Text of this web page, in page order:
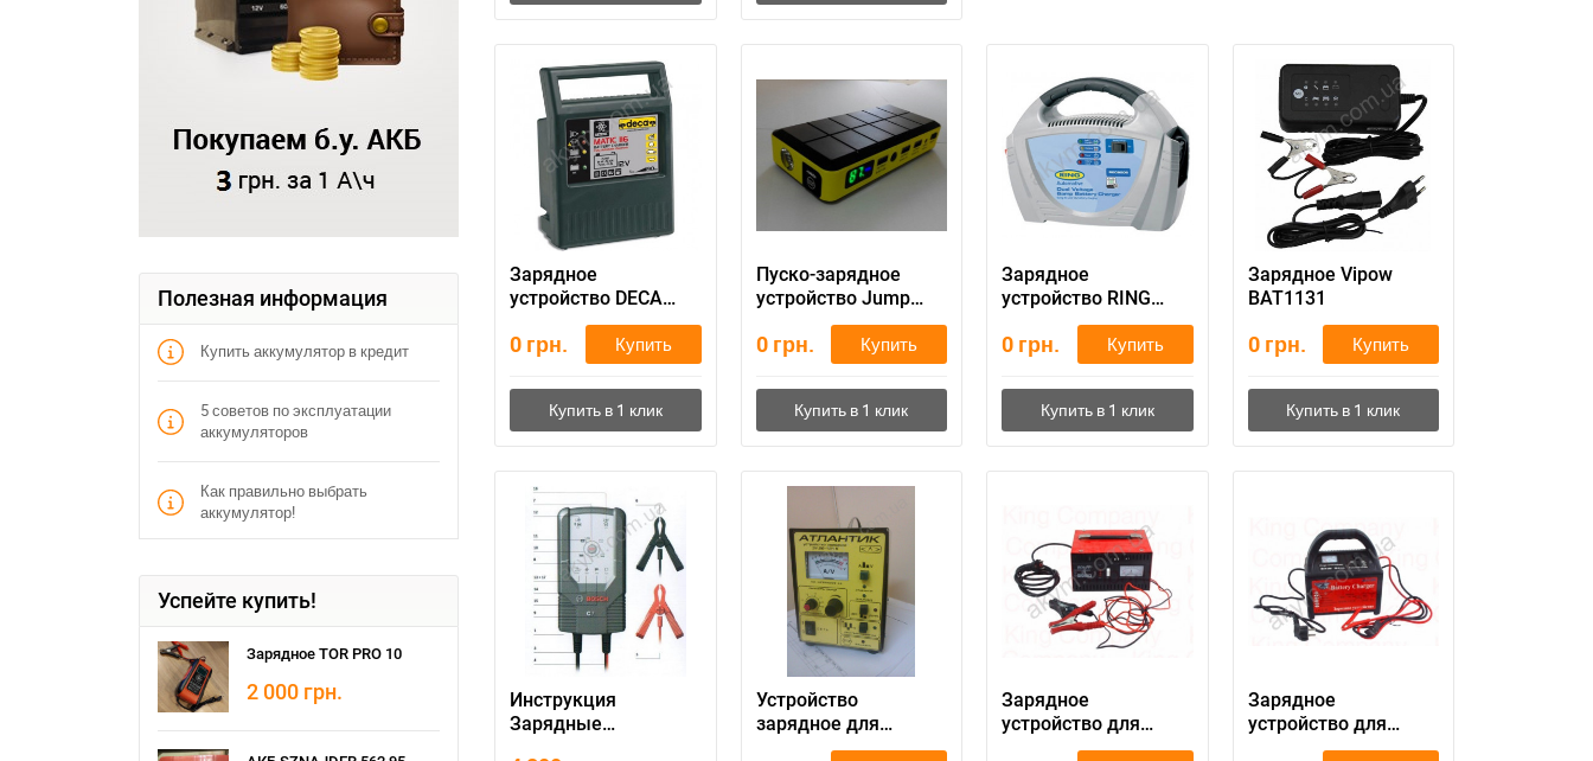
Полезная информация
Купить аккумулятор в кредит
5 советов по эксплуатации
аккумуляторов
Как правильно выбрать
аккумулятор!
Успейте купить!
Зарядное TOR PRO 10
2 000 грн.
Зарядное
устройство DECA
MATIC 116
0 грн. Купить
Пуско-зарядное
устройство Jump
Starter 75
0 грн. Купить
Зарядное
устройство RING
RECB206
0 грн. Купить
Зарядное Vipow
BAT1131
0 грн. Купить
Инструкция
Зарядные
Устройство
зарядное для
аккумулятора
Зарядное
устройство для
автомобильного
Зарядное
устройство для
автомобильного